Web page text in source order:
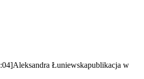
Aleksandra Łuniewskapublikacja w